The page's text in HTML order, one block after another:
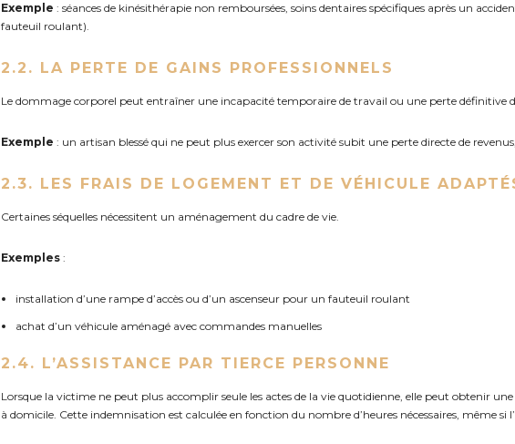
Exemple : séances de kinésithérapie non remboursées, soins dentaires spécifiques après un
fauteuil roulant).
2.2. LA PERTE DE GAINS PROFESSIONNELS
Le dommage corporel peut entraîner une incapacité temporaire de travail ou une perte définitive
Exemple : un artisan blessé qui ne peut plus exercer son activité subit une perte directe de
2.3. LES FRAIS DE LOGEMENT ET DE VÉHICULE
Certaines séquelles nécessitent un aménagement du cadre de vie.
Exemples :
installation d’une rampe d’accès ou d’un ascenseur pour un fauteuil roulant
achat d’un véhicule aménagé avec commandes manuelles
2.4. L’ASSISTANCE PAR TIERCE PERSONNE
Lorsque la victime ne peut plus accomplir seule les actes de la vie quotidienne, elle peut obtenir
à domicile. Cette indemnisation est calculée en fonction du nombre d’heures nécessaires, même si